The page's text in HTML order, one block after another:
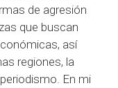
de agresión
que buscan
así
regiones, la
En mi